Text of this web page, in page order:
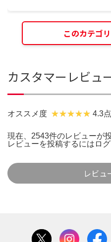
このカテゴ
カスタマーレビュ
オススメ度 4.3点
現在、2543件のレビューが
レビューを投稿するには ロ
レビュ